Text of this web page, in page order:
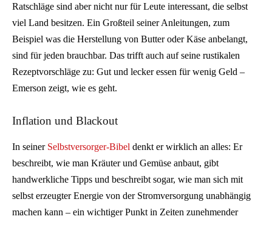
Ratschläge sind aber nicht nur für Leute interessant, die selbst
viel Land besitzen. Ein Großteil seiner Anleitungen, zum
Beispiel was die Herstellung von Butter oder Käse anbelangt,
sind für jeden brauchbar. Das trifft auch auf seine rustikalen
Rezeptvorschläge zu: Gut und lecker essen für wenig Geld –
Emerson zeigt, wie es geht.
Inflation und Blackout
In seiner Selbstversorger-Bibel denkt er wirklich an alles: Er
beschreibt, wie man Kräuter und Gemüse anbaut, gibt
handwerkliche Tipps und beschreibt sogar, wie man sich mit
selbst erzeugter Energie von der Stromversorgung unabhängig
machen kann – ein wichtiger Punkt in Zeiten zunehmender